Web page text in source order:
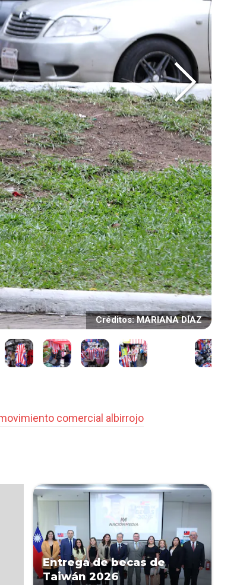
Créditos: MARIANA DÍAZ
comercial albirrojo
Entrega de becas de
Taiwán 2026